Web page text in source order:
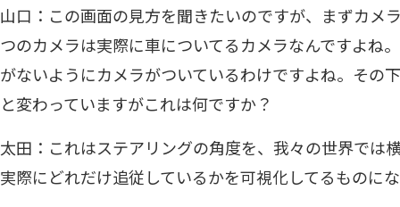
山口：この画面の見方を聞きたいのですが、まずカメ
つのカメラは実際に車についてるカメラなんですよね
がないようにカメラがついているわけですよね。その
と変わっていますがこれは何ですか？
太田：これはステアリングの角度を、我々の世界では
実際にどれだけ追従しているかを可視化してるものに